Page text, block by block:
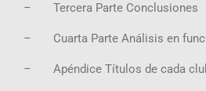
– Tercera Parte Conclusiones
– Cuarta Parte Análisis en
– Apéndice Títulos de cada